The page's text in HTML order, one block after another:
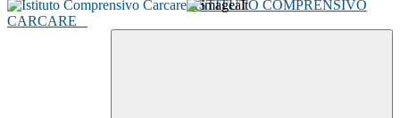
ISTITUTO COMPRENSIVO
CARCARE